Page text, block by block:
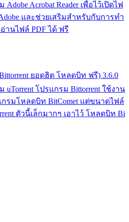
Acrobat Reader เพื่อไว้เปิดไฟ
และช่วยเสริมสำหรับกับการทำ
านไฟล์ PDF ได้ ฟรี
ยอดฮิต โหลดบิท ฟรี) 3.6.0
โปรแกรม Bittorrent ใช้งาน
รมโหลดบิท BitComet แต่ขนาดไฟล์
ตัวนี้เล็กมากๆ เอาไว้ โหลดบิท Bi